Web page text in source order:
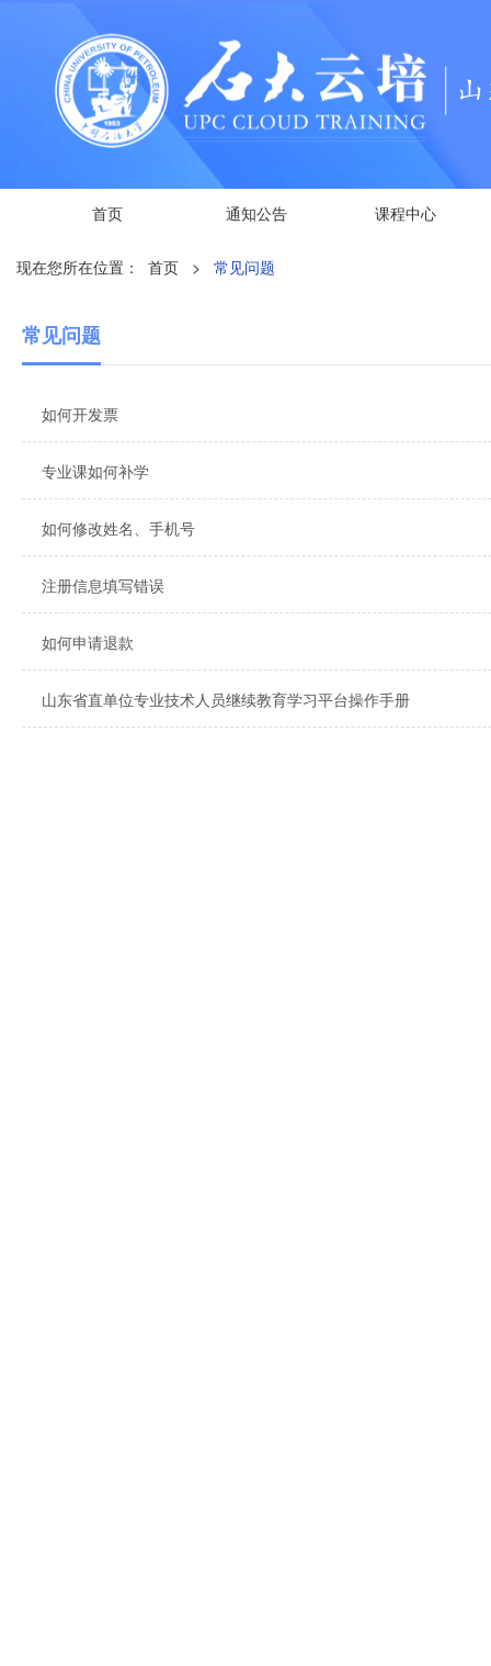
首页 通知公告 课程中心
现在您所在位置： 首页 > 常见问题
常见问题
如何开发票
专业课如何补学
如何修改姓名、手机号
注册信息填写错误
如何申请退款
山东省直单位专业技术人员继续教育学习平台操作手册